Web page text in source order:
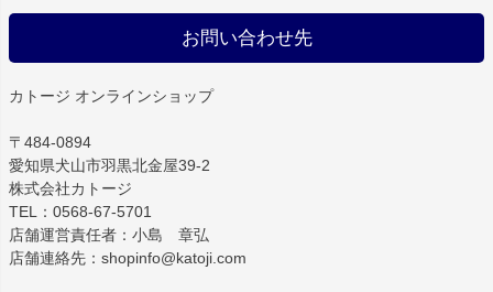
お問い合わせ先
カトージ オンラインショップ
〒484-0894
愛知県犬山市羽黒北金屋39-2
株式会社カトージ
TEL：0568-67-5701
店舗運営責任者：小島 章弘
店舗連絡先：shopinfo@katoji.com